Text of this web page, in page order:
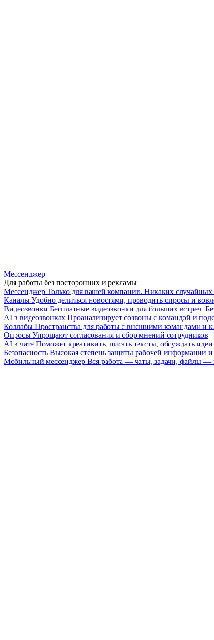
Мессенджер
Для работы без посторонних и рекламы
Мессенджер Только для вашей компании. Никаких случайных
Каналы Удобно делиться новостями, проводить опросы и
Видеозвонки Бесплатные видеозвонки для больших встреч.
AI в видеозвонках Проанализирует созвоны с командой и
Коллабы Пространства для работы с внешними командами и
Опросы Упрощают согласования и сбор мнений сотрудников
AI в чате Поможет креативить, писать тексты, обсуждать идеи
Безопасность Высокая степень защиты рабочей информации
Мобильный мессенджер Вся работа — чаты, задачи, файлы